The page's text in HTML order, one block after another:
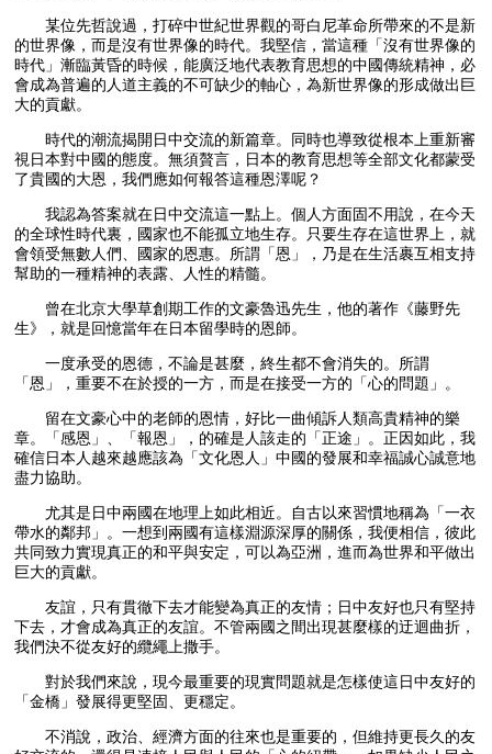
某位先哲說過，打碎中世紀世界觀的哥白尼革命所帶來的不是新
的世界像，而是沒有世界像的時代。我堅信，當這種「沒有世界像的
時代」漸臨黃昏的時候，能廣泛地代表教育思想的中國傳統精神，必
會成為普遍的人道主義的不可缺少的軸心，為新世界像的形成做出巨
大的貢獻。
時代的潮流揭開日中交流的新篇章。同時也導致從根本上重新審
視日本對中國的態度。無須贅言，日本的教育思想等全部文化都蒙受
了貴國的大恩，我們應如何報答這種恩澤呢？
我認為答案就在日中交流這一點上。個人方面固不用說，在今天
的全球性時代裏，國家也不能孤立地生存。只要生存在這世界上，就
會領受無數人們、國家的恩惠。所謂「恩」，乃是在生活裹互相支持
幫助的一種精神的表露、人性的精髓。
曾在北京大學草創期工作的文豪魯迅先生，他的著作《藤野先
生》，就是回憶當年在日本留學時的恩師。
一度承受的恩德，不論是甚麼，終生都不會消失的。所謂
「恩」，重要不在於授的一方，而是在接受一方的「心的問題」。
留在文豪心中的老師的恩情，好比一曲傾訴人類高貴精神的樂
章。「感恩」、「報恩」，的確是人該走的「正途」。正因如此，我
確信日本人越來越應該為「文化恩人」中國的發展和幸福誠心誠意地
盡力協助。
尤其是日中兩國在地理上如此相近。自古以來習慣地稱為「一衣
帶水的鄰邦」。一想到兩國有這樣淵源深厚的關係，我便相信，彼此
共同致力實現真正的和平與安定，可以為亞洲，進而為世界和平做出
巨大的貢獻。
友誼，只有貫徹下去才能變為真正的友情；日中友好也只有堅持
下去，才會成為真正的友誼。不管兩國之間出現甚麼樣的迂迴曲折，
我們決不從友好的纜繩上撒手。
對於我們來說，現今最重要的現實問題就是怎樣使這日中友好的
「金橋」發展得更堅固、更穩定。
不消說，政治、經濟方面的往來也是重要的，但維持更長久的友